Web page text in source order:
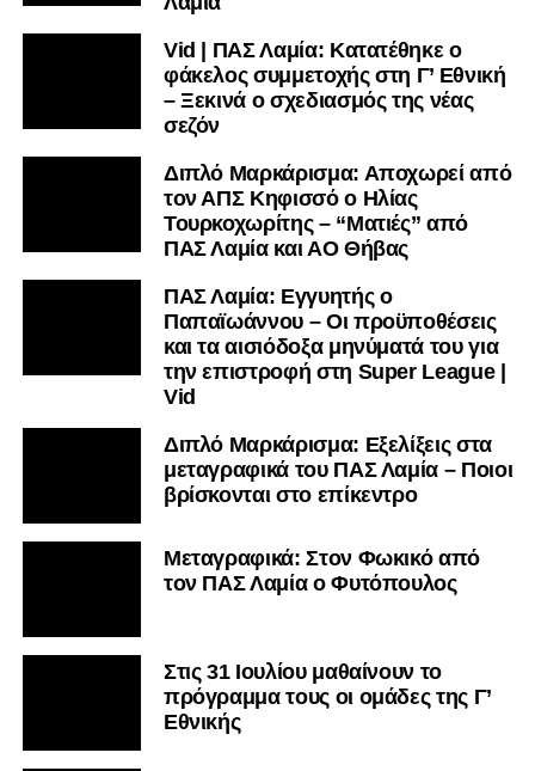
Vid | ΠΑΣ Λαμία: Κατατέθηκε ο
φάκελος συμμετοχής στη Γ’ Εθνική
– Ξεκινά ο σχεδιασμός της νέας
σεζόν
Διπλό Μαρκάρισμα: Αποχωρεί από
τον ΑΠΣ Κηφισσό ο Ηλίας
Τουρκοχωρίτης – “Ματιές” από
ΠΑΣ Λαμία και ΑΟ Θήβας
ΠΑΣ Λαμία: Εγγυητής ο
Παπαϊωάννου – Οι προϋποθέσεις
και τα αισιόδοξα μηνύματά του για
την επιστροφή στη Super League |
Vid
Διπλό Μαρκάρισμα: Εξελίξεις στα
μεταγραφικά του ΠΑΣ Λαμία – Ποιοι
βρίσκονται στο επίκεντρο
Μεταγραφικά: Στον Φωκικό από
τον ΠΑΣ Λαμία ο Φυτόπουλος
Στις 31 Ιουλίου μαθαίνουν το
πρόγραμμα τους οι ομάδες της Γ’
Εθνικής